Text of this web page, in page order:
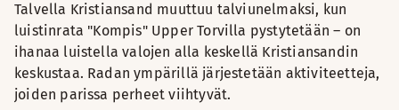
Talvella Kristiansand muuttuu talviunelmaksi, kun
luistinrata "Kompis" Upper Torvilla pystytetään – on
ihanaa luistella valojen alla keskellä Kristiansandin
keskustaa. Radan ympärillä järjestetään aktiviteetteja,
joiden parissa perheet viihtyvät.